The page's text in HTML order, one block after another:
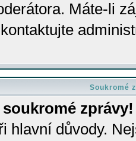
Máte-li
Soukromé
zprávy!
hlavní důvody.